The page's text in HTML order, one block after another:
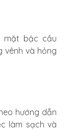
mặt bậc cầu
vênh và hỏng
hướng dẫn
làm sạch và